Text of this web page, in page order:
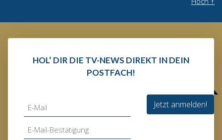
HOL‘ DIR DIE TV-NEWS DIREKT IN DEIN
POSTFACH!
Jetzt anmelden!